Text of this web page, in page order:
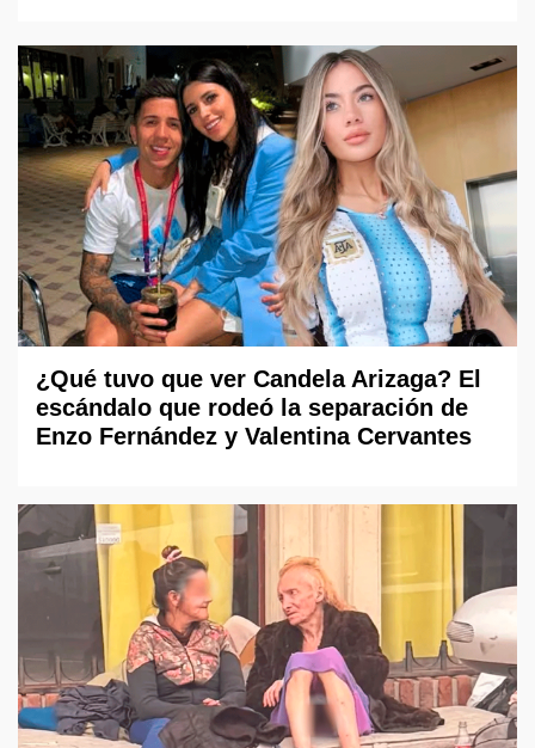
¿Qué tuvo que ver Candela Arizaga? El
escándalo que rodeó la separación de
Enzo Fernández y Valentina Cervantes